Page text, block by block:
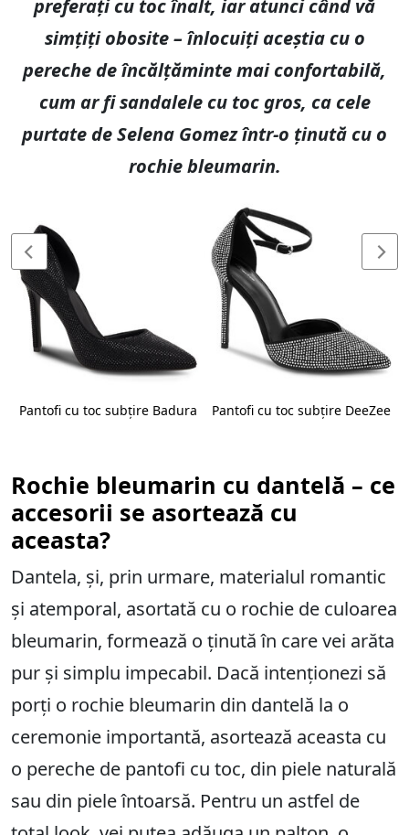
preferați cu toc înalt, iar atunci când vă
simțiți obosite – înlocuiți aceștia cu o
pereche de încălțăminte mai confortabilă,
cum ar fi sandalele cu toc gros, ca cele
purtate de Selena Gomez într-o ținută cu o
rochie bleumarin.
Pantofi cu toc subțire Badura Pantofi cu toc subțire DeeZee
Rochie bleumarin cu dantelă – ce
accesorii se asortează cu
aceasta?
Dantela, și, prin urmare, materialul romantic
și atemporal, asortată cu o rochie de culoarea
bleumarin, formează o ținută în care vei arăta
pur și simplu impecabil. Dacă intenționezi să
porți o rochie bleumarin din dantelă la o
ceremonie importantă, asortează aceasta cu
o pereche de pantofi cu toc, din piele naturală
sau din piele întoarsă. Pentru un astfel de